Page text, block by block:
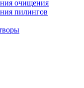
очищения
пилингов